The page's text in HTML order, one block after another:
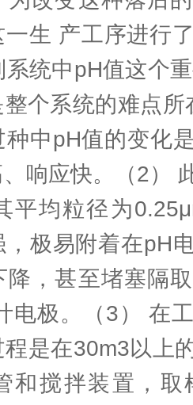
生 产工序进行
统中pH值这个
个系统的难点
中pH值的变化
响应快。（2）
平均粒径为
，极易附着在pH
降，甚至堵塞隔
电极。（3） 在
是在30m3以上
和搅拌装置，取